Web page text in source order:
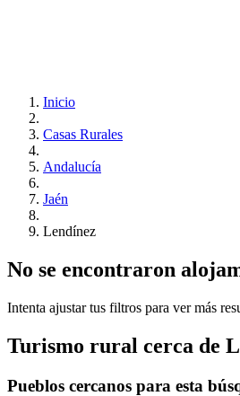
Inicio
Casas Rurales
Andalucía
Jaén
Lendínez
No se encontraron
Intenta ajustar tus filtros para ver más
Turismo rural cerca de
Pueblos cercanos para esta